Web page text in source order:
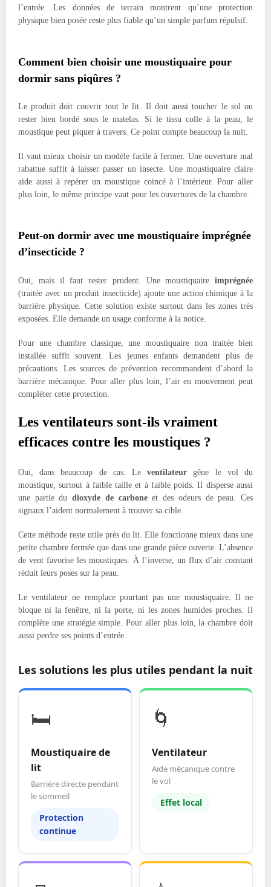
l’entrée. Les données de terrain montrent qu’une protection
physique bien posée reste plus fiable qu’un simple parfum répulsif.
Comment bien choisir une moustiquaire pour
dormir sans piqûres ?
Le produit doit couvrir tout le lit. Il doit aussi toucher le sol ou
rester bien bordé sous le matelas. Si le tissu colle à la peau, le
moustique peut piquer à travers. Ce point compte beaucoup la nuit.
Il vaut mieux choisir un modèle facile à fermer. Une ouverture mal
rabattue suffit à laisser passer un insecte. Une moustiquaire claire
aide aussi à repérer un moustique coincé à l’intérieur. Pour aller
plus loin, le même principe vaut pour les ouvertures de la chambre.
Peut-on dormir avec une moustiquaire imprégnée
d’insecticide ?
Oui, mais il faut rester prudent. Une moustiquaire imprégnée
(traitée avec un produit insecticide) ajoute une action chimique à la
barrière physique. Cette solution existe surtout dans les zones très
exposées. Elle demande un usage conforme à la notice.
Pour une chambre classique, une moustiquaire non traitée bien
installée suffit souvent. Les jeunes enfants demandent plus de
précautions. Les sources de prévention recommandent d’abord la
barrière mécanique. Pour aller plus loin, l’air en mouvement peut
compléter cette protection.
Les ventilateurs sont-ils vraiment
efficaces contre les moustiques ?
Oui, dans beaucoup de cas. Leventilateur gêne le vol du
moustique, surtout à faible taille et à faible poids. Il disperse aussi
une partie dudioxyde de carboneet des odeurs de peau. Ces
signaux l’aident normalement à trouver sa cible.
Cette méthode reste utile près du lit. Elle fonctionne mieux dans une
petite chambre fermée que dans une grande pièce ouverte. L’absence
de vent favorise les moustiques. À l’inverse, un flux d’air constant
réduit leurs poses sur la peau.
Le ventilateur ne remplace pourtant pas une moustiquaire. Il ne
bloque ni la fenêtre, ni la porte, ni les zones humides proches. Il
complète une stratégie simple. Pour aller plus loin, la chambre doit
aussi perdre ses points d’entrée.
Les solutions les plus utiles pendant la nuit
🛏️
Moustiquaire de
lit
Barrière directe pendant
le sommeil
Protection
continue
🌀
Ventilateur
Aide mécanique contre
le vol
Effet local